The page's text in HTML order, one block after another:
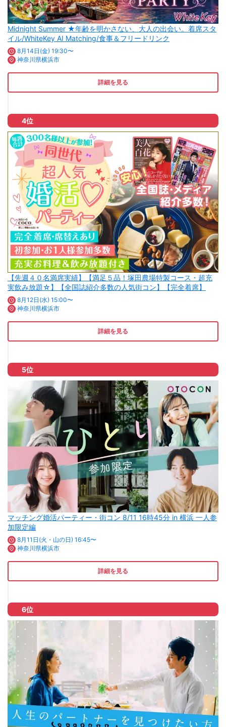
Midnight Summer ★年齢を明かさない、大人の出会い。着席スタ
イル/WhiteKey AI Matching/食事＆フリードリンク
8月14日(金) 19:30〜
神奈川県横浜市
詳細を見る
4位
【先週４０名満席実績】【満足５品！塚田農場特製コース・超充
実飲み放題☆】【全国誌紹介多数の人気街コン】【完全着席】
8月12日(水) 15:00〜
神奈川県横浜市
詳細を見る
5位
マッチング婚活パーティー・街コン 8/11 16時45分 in 横浜 一人参
加限定編
8月11日(火・山の日) 16:45〜
神奈川県横浜市
詳細を見る
6位